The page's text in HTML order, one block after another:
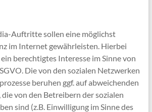
Auftritte sollen eine möglichst
im Internet gewährleisten. Hierbei
berechtigtes Interesse im Sinne von
Die von den sozialen Netzwerken
beruhen ggf. auf abweichenden
von den Betreibern der sozialen
sind (z.B. Einwilligung im Sinne des